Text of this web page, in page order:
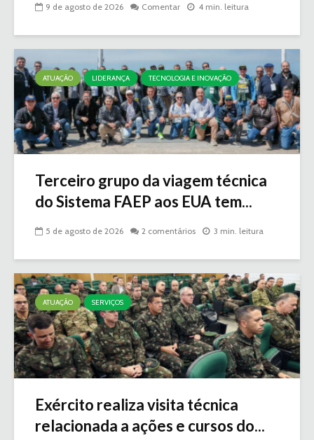
9 de agosto de 2026 Comentar 4 min. leitura
ATUAÇÃO LIDERANÇA TECNOLOGIA E INOVAÇÃO
Terceiro grupo da viagem técnica
do Sistema FAEP aos EUA tem...
5 de agosto de 2026 2 comentários 3 min. leitura
ATUAÇÃO SERVIÇOS
Exército realiza visita técnica
relacionada a ações e cursos do...